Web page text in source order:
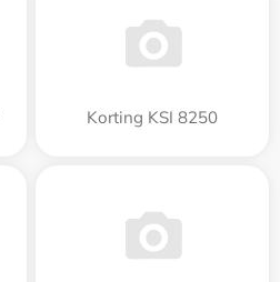
Korting KSI 8250